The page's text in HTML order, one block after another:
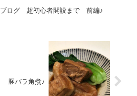
ブログ 超初心者開設まで 前編♪
豚バラ角煮♪